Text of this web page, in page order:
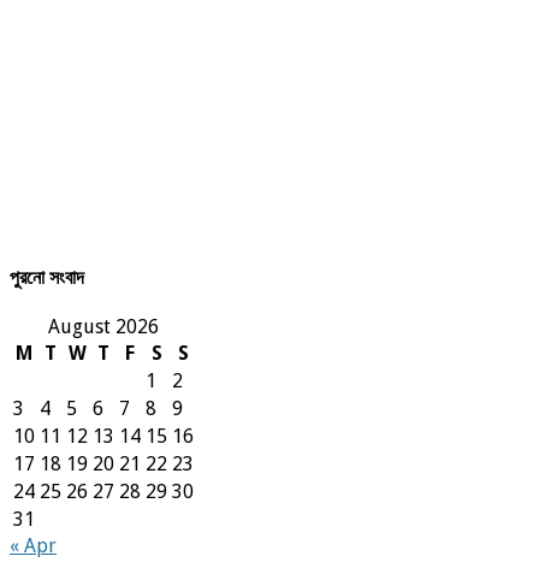
পুরনো সংবাদ
August 2026
M
T W T F S
S
1
2
3
4 5 6 7 8
9
10 11 12 13 14 15 16
17 18 19 20 21 22 23
24 25 26 27 28 29 30
31
« Apr